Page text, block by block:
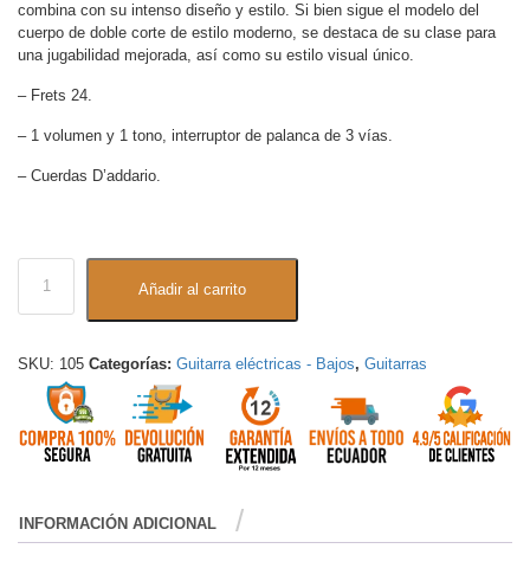
combina con su intenso diseño y estilo. Si bien sigue el modelo del
cuerpo de doble corte de estilo moderno, se destaca de su clase para
una jugabilidad mejorada, así como su estilo visual único.
– Frets 24.
– 1 volumen y 1 tono, interruptor de palanca de 3 vías.
– Cuerdas D’addario.
Añadir al carrito
SKU: 105 Categorías: Guitarra eléctricas - Bajos, Guitarras
INFORMACIÓN ADICIONAL